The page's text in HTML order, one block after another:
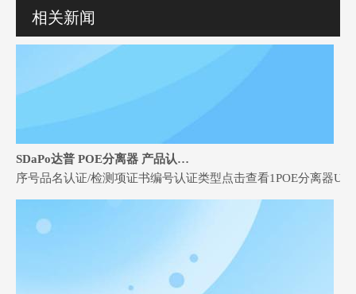
相关新闻
序号品名认证/检测项证书编号认证类型点击查看1POE分离器